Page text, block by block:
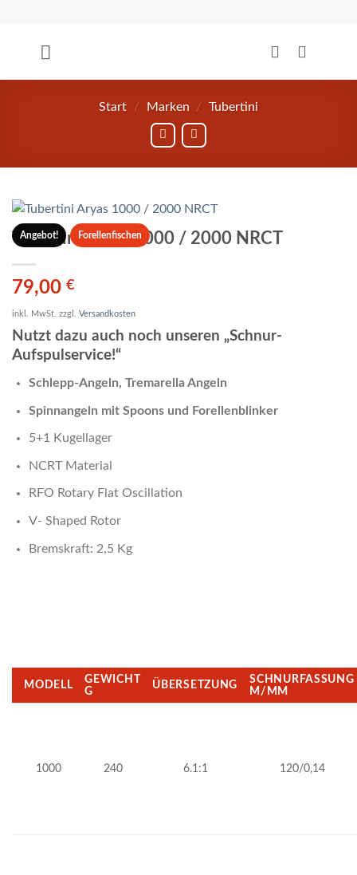
springen
Start / Marken / Tubertini
Angebot! Forellenfischen
Tubertini Aryas 1000 / 2000 NRCT
79,00 €
inkl. MwSt. zzgl. Versandkosten
Nutzt dazu auch noch unseren „Schnur-
Aufspulservice!“
Schlepp-Angeln, Tremarella Angeln
Spinnangeln mit Spoons und Forellenblinker
5+1 Kugellager
NCRT Material
RFO Rotary Flat Oscillation
V- Shaped Rotor
Bremskraft: 2,5 Kg
MODELL
GEWICHT
G
ÜBERSETZUNG
SCHNURFASSUNG
M/MM
1000 240 6.1:1 120/0,14